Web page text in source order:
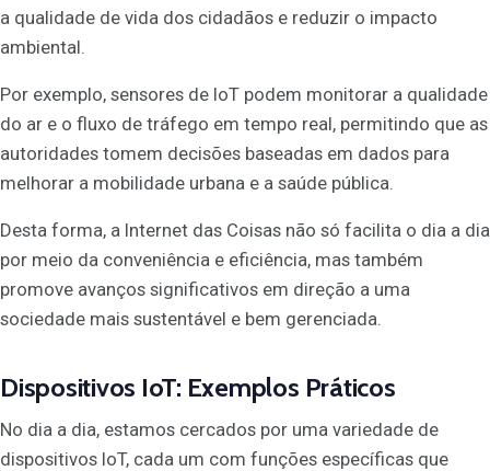
a qualidade de vida dos cidadãos e reduzir o impacto
ambiental.
Por exemplo, sensores de IoT podem monitorar a qualidade
do ar e o fluxo de tráfego em tempo real, permitindo que as
autoridades tomem decisões baseadas em dados para
melhorar a mobilidade urbana e a saúde pública.
Desta forma, a Internet das Coisas não só facilita o dia a dia
por meio da conveniência e eficiência, mas também
promove avanços significativos em direção a uma
sociedade mais sustentável e bem gerenciada.
Dispositivos IoT: Exemplos Práticos
No dia a dia, estamos cercados por uma variedade de
dispositivos IoT, cada um com funções específicas que